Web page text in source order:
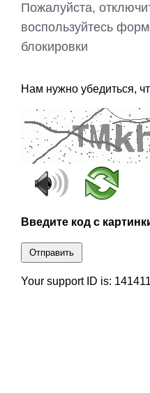
Пожалуйста,
воспользуйтесь
блокировки
Нам нужно убедиться,
Введите код с
Отправить
Your support ID is: